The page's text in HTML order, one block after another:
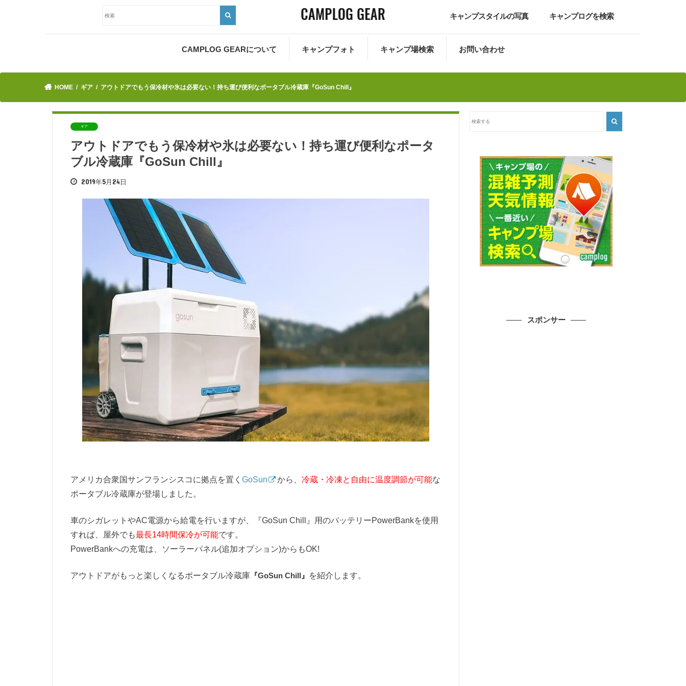
キャンプスタイルの写真 キャンプログを検索
CAMPLOG GEARについて キャンプフォト キャンプ場検索 お問い合わせ
HOME ギア アウトドアでもう保冷材や氷は必要ない！持ち運び便利なポータブル冷蔵庫『GoSun Chill』
ギア
アウトドアでもう保冷材や氷は必要ない！持ち運び便利なポータ
ブル冷蔵庫『GoSun Chill』
2019年5月24日
アメリカ合衆国サンフランシスコに拠点を置くGoSun から、冷蔵・冷凍と自由に温度調節が可能な
ポータブル冷蔵庫が登場しました。
車のシガレットやAC電源から給電を行いますが、『GoSun Chill』用のバッテリーPowerBankを使用
すれば、屋外でも最長14時間保冷が可能です。
PowerBankへの充電は、ソーラーパネル(追加オプション)からもOK!
アウトドアがもっと楽しくなるポータブル冷蔵庫 『GoSun Chill』 を紹介します。
スポンサー